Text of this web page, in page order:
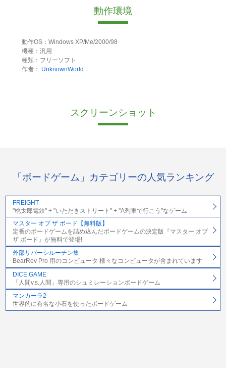
動作環境
動作OS：Windows XP/Me/2000/98
機種：汎用
種類：フリーソフト
作者：
UnknownWorld
スクリーンショット
「ボードゲーム」カテゴリーの人気ランキング
FREIGHT
"桃太郎電鉄" + "いただきストリート" + "A列車で行こう"なゲーム
マスター オブ ザ ボード【無料版】
定番のボードゲームを詰め込んだボードゲームの決定版『マスター オブ
ザ ボード』が無料で登場!
外部リバーシルーチン集
BearRev Pro 用のコンピュータ 様々なコンピュータが含まれています
DICE GAME
「人間v.s.人間」専用のシュミレーションボードゲーム
マンカーラ2
世界的に有名な小石を使ったボードゲーム